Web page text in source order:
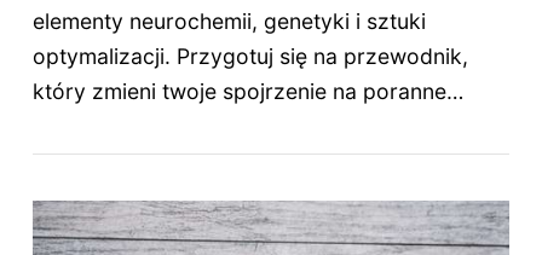
elementy neurochemii, genetyki i sztuki
optymalizacji. Przygotuj się na przewodnik,
który zmieni twoje spojrzenie na poranne…